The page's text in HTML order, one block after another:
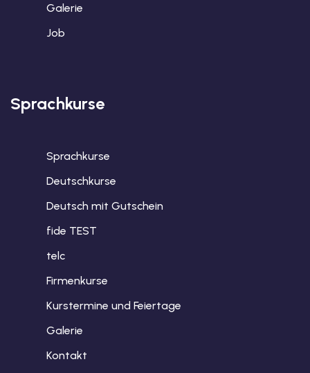
Galerie
Job
Sprachkurse
Sprachkurse
Deutschkurse
Deutsch mit Gutschein
fide TEST
telc
Firmenkurse
Kurstermine und Feiertage
Galerie
Kontakt